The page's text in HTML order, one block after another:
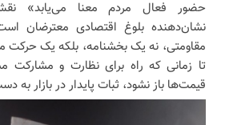
حضور فعال مردم معنا می‌یابد»
نشان‌دهنده‌ بلوغ اقتصادی معترضان
مقاومتی، نه یک بخشنامه، بلکه یک حرکت
تا زمانی که راه برای نظارت و مشارکت
قیمت‌ها باز نشود، ثبات پایدار در بازار به